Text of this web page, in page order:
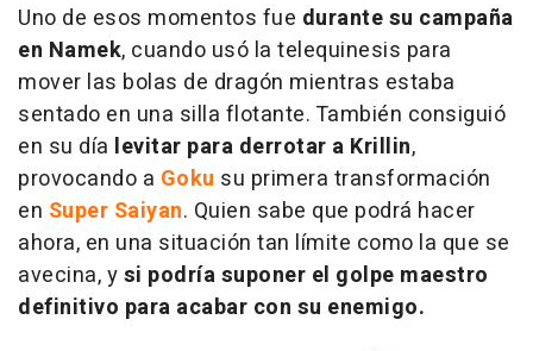
Uno de esos momentos fue durante su campaña
en Namek, cuando usó la telequinesis para
mover las bolas de dragón mientras estaba
sentado en una silla flotante. También consiguió
en su día levitar para derrotar a Krillin,
provocando a Goku su primera transformación
en Super Saiyan. Quien sabe que podrá hacer
ahora, en una situación tan límite como la que se
avecina, ysi podría suponer el golpe maestro
definitivo para acabar con su enemigo.